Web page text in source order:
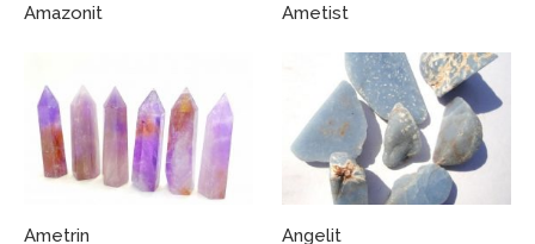
Amazonit Ametist
Ametrin Angelit